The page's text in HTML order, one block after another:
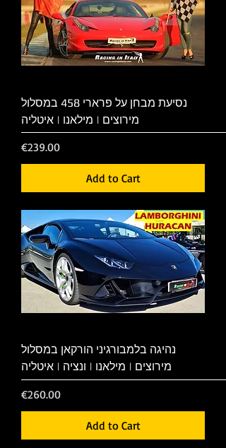
נסיעת מבחן על פרארי 458 במסלול
מירוצים | מילאנו | איטליה
Price
€239.00
Add to Cart
נהיגה בלמבורגיני הורקאן במסלול
מירוצים | מילאנו | ונציה | איטליה
Price
€260.00
Add to Cart